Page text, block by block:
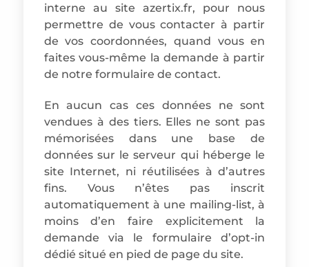
interne au site azertix.fr, pour nous
permettre de vous contacter à partir
de vos coordonnées, quand vous en
faites vous-même la demande à partir
de notre formulaire de contact.
En aucun cas ces données ne sont
vendues à des tiers. Elles ne sont pas
mémorisées dans une base de
données sur le serveur qui héberge le
site Internet, ni réutilisées à d’autres
fins. Vous n’êtes pas inscrit
automatiquement à une mailing-list, à
moins d’en faire explicitement la
demande via le formulaire d’opt-in
dédié situé en pied de page du site.